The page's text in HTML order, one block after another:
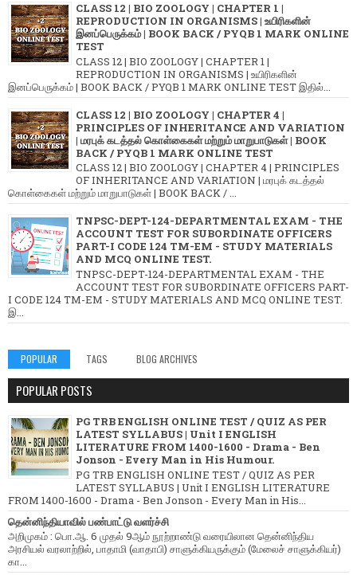
CLASS 12 | BIO ZOOLOGY | CHAPTER 1 |
REPRODUCTION IN ORGANISMS | உயிரிகளின்
இனப்பெருக்கம் | BOOK BACK / PYQB 1 MARK ONLINE
TEST
CLASS 12 | BIO ZOOLOGY | CHAPTER 1 |
REPRODUCTION IN ORGANISMS | உயிரிகளின்
இனப்பெருக்கம் | BOOK BACK / PYQB 1 MARK ONLINE TEST இதில்...
CLASS 12 | BIO ZOOLOGY | CHAPTER 4 |
PRINCIPLES OF INHERITANCE AND VARIATION
| மரபுக் கடத்தல் கொள்கைகள் மற்றும் மாறுபாடுகள் | BOOK
BACK / PYQB 1 MARK ONLINE TEST
CLASS 12 | BIO ZOOLOGY | CHAPTER 4 | PRINCIPLES
OF INHERITANCE AND VARIATION | மரபுக் கடத்தல்
கொள்கைகள் மற்றும் மாறுபாடுகள் | BOOK BACK / ...
TNPSC-DEPT-124-DEPARTMENTAL EXAM - THE
ACCOUNT TEST FOR SUBORDINATE OFFICERS
PART-I CODE 124 TM-EM - STUDY MATERIALS
AND MCQ ONLINE TEST.
TNPSC-DEPT-124-DEPARTMENTAL EXAM - THE
ACCOUNT TEST FOR SUBORDINATE OFFICERS PART-
I CODE 124 TM-EM - STUDY MATERIALS AND MCQ ONLINE TEST.
இ...
POPULAR TAGS BLOG ARCHIVES
POPULAR POSTS
PG TRB ENGLISH ONLINE TEST / QUIZ AS PER
LATEST SYLLABUS | Unit I ENGLISH
LITERATURE FROM 1400-1600 - Drama - Ben
Jonson - Every Man in His Humour.
PG TRB ENGLISH ONLINE TEST / QUIZ AS PER
LATEST SYLLABUS | Unit I ENGLISH LITERATURE
FROM 1400-1600 - Drama - Ben Jonson - Every Man in His...
தென்னிந்தியாவில் பண்பாட்டு வளர்ச்சி
அறிமுகம் : பொ.ஆ. 6 முதல் 9ஆம் நூற்றாண்டு வரையிலான தென்னிந்திய
அரசியல் வரலாற்றில், பாதாமி (வாதாபி) சாளுக்கியருக்கும் (மேலைச் சாளுக்கியர்)
கா...